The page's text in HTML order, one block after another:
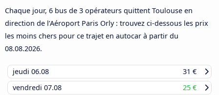
Chaque jour, 6 bus de 3 opérateurs quittent Toulouse en
direction de l’Aéroport Paris Orly : trouvez ci-dessous les prix
les moins chers pour ce trajet en autocar à partir du
08.08.2026.
jeudi 06.08
31 €
vendredi 07.08
25 €